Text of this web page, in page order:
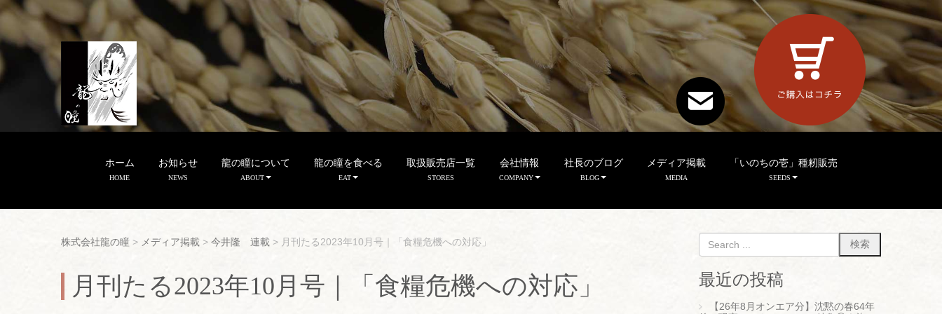
ホーム
HOME
お知らせ
NEWS
龍の瞳について
ABOUT
龍の瞳を食べる
EAT
取扱販売店一覧
STORES
会社情報
COMPANY
社長のブログ
BLOG
メディア掲載
MEDIA
「いのちの壱」種籾販売
SEEDS
株式会社龍の瞳 > メディア掲載 > 今井隆 連載 > 月刊たる2023年10月号｜「食糧危機への対応」
月刊たる2023年10月号｜「食糧危機への対応」 最近の投稿
【26年8月オンエア分】沈黙の春64年